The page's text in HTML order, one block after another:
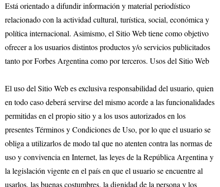
Está orientado a difundir información y material periodístico
relacionado con la actividad cultural, turística, social, económica y
política internacional. Asimismo, el Sitio Web tiene como objetivo
ofrecer a los usuarios distintos productos y/o servicios publicitados
tanto por Forbes Argentina como por terceros. Usos del Sitio Web
El uso del Sitio Web es exclusiva responsabilidad del usuario, quien
en todo caso deberá servirse del mismo acorde a las funcionalidades
permitidas en el propio sitio y a los usos autorizados en los
presentes Términos y Condiciones de Uso, por lo que el usuario se
obliga a utilizarlos de modo tal que no atenten contra las normas de
uso y convivencia en Internet, las leyes de la República Argentina y
la legislación vigente en el país en que el usuario se encuentre al
usarlos, las buenas costumbres, la dignidad de la persona y los